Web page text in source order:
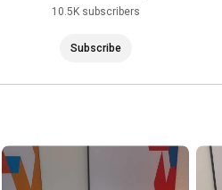
10.5K subscribers
Subscribe